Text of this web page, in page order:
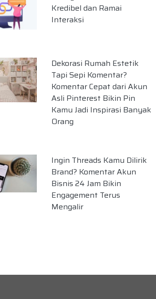
Kredibel dan Ramai
Interaksi
Dekorasi Rumah Estetik
Tapi Sepi Komentar?
Komentar Cepat dari Akun
Asli Pinterest Bikin Pin
Kamu Jadi Inspirasi Banyak
Orang
Ingin Threads Kamu Dilirik
Brand? Komentar Akun
Bisnis 24 Jam Bikin
Engagement Terus
Mengalir